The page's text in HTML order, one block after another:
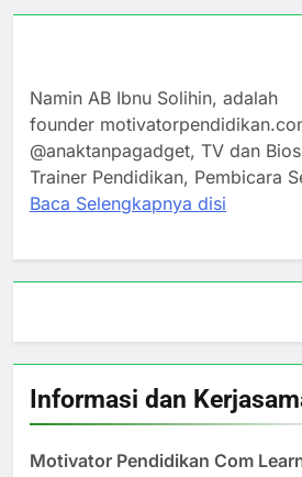
Namin AB Ibnu Solihin, adalah
founder
@anaktanpagadget, TV dan
Trainer Pendidikan, Pembicara
Baca Selengkapnya disi
Informasi dan
Motivator Pendidikan Com